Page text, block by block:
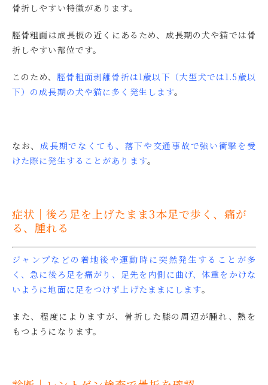
骨折しやすい特徴があります。
脛骨粗面は成長板の近くにあるため、成長期の犬や猫では骨
折しやすい部位です。
このため、 脛骨粗面剥離骨折は1歳以下（大型犬では1.5歳以
下）の成長期の犬や猫に多く発生します。
なお、 成長期でなくても、落下や交通事故で強い衝撃を受
けた際に発生することがあります。
症状｜後ろ足を上げたまま3本足で歩く、痛が
る、腫れる
ジャンプなどの着地後や運動時に突然発生することが多
く、急に後ろ足を痛がり、足先を内側に曲げ、体重をかけな
いように地面に足をつけず上げたままにします。
また、程度によりますが、骨折した膝の周辺が腫れ、熱を
もつようになります。